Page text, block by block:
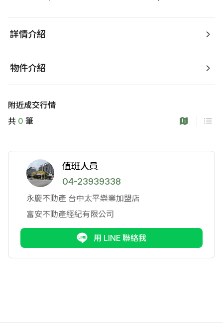
詳情介紹
物件介紹
附近成交行情
共 0 筆
值班人員
04-23939338
永慶不動產 台中太平樂業加盟店
富安不動產經紀有限公司
用 LINE 聯絡我